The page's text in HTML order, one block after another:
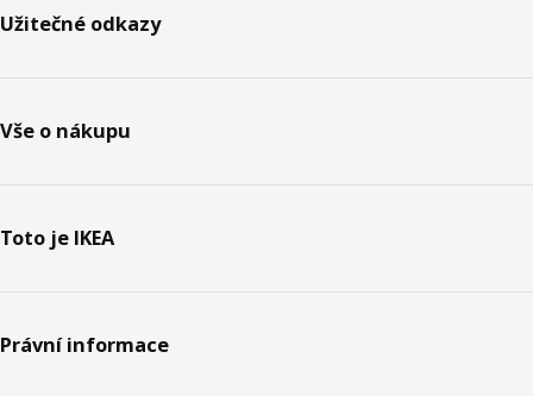
Užitečné odkazy
Vše o nákupu
Toto je IKEA
Právní informace